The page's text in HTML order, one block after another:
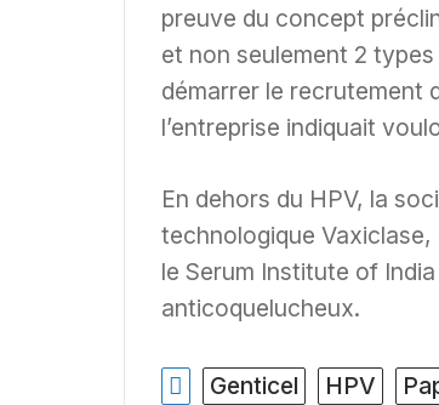
preuve du concept
et non seulement 2
démarrer le recrutement
l’entreprise indiquait
En dehors du HPV, la
technologique Vaxiclase,
le Serum Institute of
anticoquelucheux.
Genticel HPV